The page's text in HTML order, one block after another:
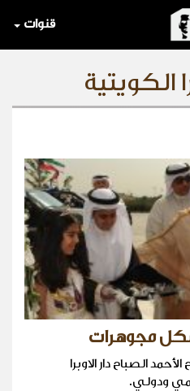
قنوات
الكويتية
بشكل مجوهرات
الصباح دار الاوبرا
ودولي.